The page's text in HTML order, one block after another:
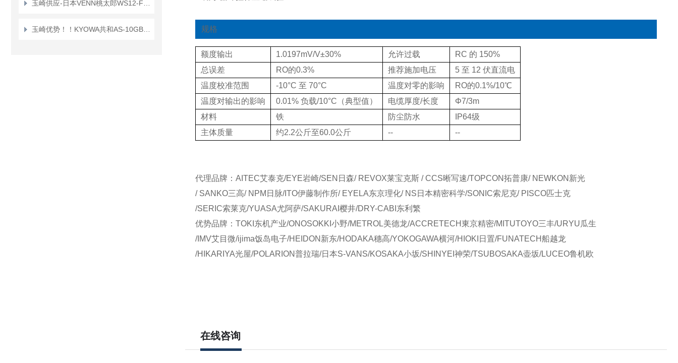
规格
额度输出 1.0197mV/V±30% 允许过载
RC 的 150%
总误差
RO的0.3% 推荐施加电压
5 至 12 伏直流电
温度校准范围
-10°C 至 70°C 温度对零的影响
RO的0.1%/10℃
温度对输出的影响
0.01% 负载/10°C（典型值） 电缆厚度/长度
Φ7/3m
材料
铁 防尘防水
IP64级
主体质量
约2.2公斤至60.0公斤 -- --
代理品牌：AITEC艾泰克/EYE岩崎/SEN日森/ REVOX莱宝克斯 / CCS晰写速/TOPCON拓普康/ NEWKON新光
/ SANKO三高/ NPM日脉/ITO伊藤制作所/ EYELA东京理化/ NS日本精密科学/SONIC索尼克/ PISCO匹士克
/SERIC索莱克/YUASA尤阿萨/SAKURAI樱井/DRY-CABI东利繁
优势品牌：TOKI东机产业/ONOSOKKI小野/METROL美德龙/ACCRETECH東京精密/MITUTOYO三丰/URYU瓜生
/IMV艾目微/ijima饭岛电子/HEIDON新东/HODAKA穗高/YOKOGAWA横河/HIOKI日置/FUNATECH船越龙
/HIKARIYA光屋/POLARION普拉瑞/日本S-VANS/KOSAKA小坂/SHINYEI神荣/TSUBOSAKA壶坂/LUCEO鲁机欧
在线咨询